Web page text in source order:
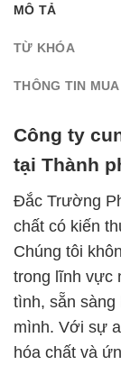
MÔ TẢ
TỪ KHÓA
THÔNG TIN
Công ty
tại Thành
Đắc Trường
chất có kiến
Chúng tôi
trong lĩnh vực
tình, sẵn
mình. Với sự
hóa chất và